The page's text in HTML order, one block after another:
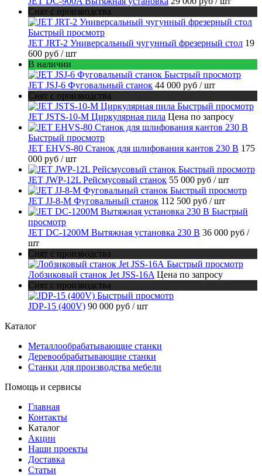
Снят с производства
Быстрый просмотр
JET JRT-2 Универсальный чугунный фрезерный стол 19
600 руб / шт
В наличии
Быстрый просмотр
JET JSJ-6 Фуговальный станок 44 000 руб / шт
Снят с производства
Быстрый просмотр
JET JSTS-10-M Циркулярная пила Цена по запросу
Быстрый просмотр
JET EHVS-80 Станок для шлифования кантов 230 В 175
000 руб / шт
Быстрый просмотр
JET JWP-12L Рейсмусовый станок 55 000 руб / шт
Быстрый просмотр
JET JJ-8-M Фуговальный станок 112 500 руб / шт
Быстрый
просмотр
JET DC-1200M Вытяжная установка 230 В 36 000 руб /
шт
Снят с производства
Быстрый просмотр
Лобзиковый станок Jet JSS-16A Цена по запросу
Снят с производства
Быстрый просмотр
JDP-15 (400V) 90 000 руб / шт
Каталог
Металлообрабатывающие станки
Деревообрабатывающие станки
Станки для производства мебели
Помощь и сервисы
Главная
Контакты
Каталог
Акции
Наши проекты
Доставка
Статьи